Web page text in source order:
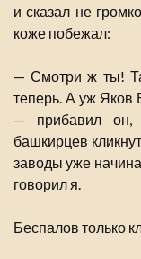
и сказал не
коже побежал:
— Смотри ж ты!
теперь. А уж Яков
— прибавил
башкирцев
заводы уже
говорил я.
Беспалов только